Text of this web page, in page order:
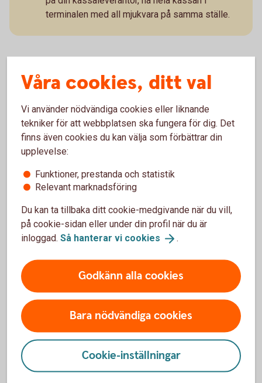
terminalen med all mjukvara på samma ställe.
Pay Classic – fysisk betalterminal
Kortinlösen
Betalterminal
Visa, Mastercard, American Express och andra
Apple Pay, Google Pay och Samsung Pay
24 timmars utbytesservice
36 månaders bindningstid (välj12 eller 24
månader mot en extra kostnad)
Från 199 kr/mån + 0,79 %/transaktion
Kortterminal ochbetalterminal
Pay Trend – gör din telefon till
betalterminal
Våra cookies, ditt val
Vi använder nödvändiga cookies eller liknande
tekniker för att webbplatsen ska fungera för dig. Det
finns även cookies du kan välja som förbättrar din
upplevelse:
Funktioner, prestanda och statistik
Relevant marknadsföring
Du kan ta tillbaka ditt cookie-medgivande när du vill,
på cookie-sidan eller under din profil när du är
inloggad. Så hanterar vi cookies .
Godkänn alla cookies
Bara nödvändiga cookies
Cookie-inställningar